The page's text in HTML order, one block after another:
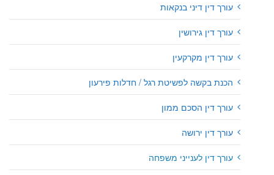
עורך דין דיני בנקאות
עורך דין גירושין
עורך דין מקרקעין
הכנת בקשה לפשיטת רגל / חדלות פירעון
עורך דין הסכם ממון
עורך דין ירושה
עורך דין לענייני משפחה